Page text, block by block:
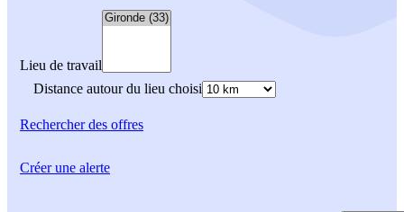
Lieu de travail
Distance autour du lieu choisi
Rechercherdes offres
Créer une alerte